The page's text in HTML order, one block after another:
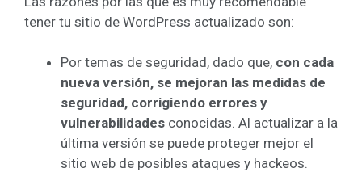
tener tu sitio de WordPress actualizado son:
Por temas de seguridad, dado que, con cada
nueva versión, se mejoran las medidas de
seguridad, corrigiendo errores y
vulnerabilidades conocidas. Al actualizar a la
última versión se puede proteger mejor el
sitio web de posibles ataques y hackeos.